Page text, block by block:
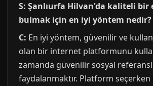
S: Şanlıurfa Hilvan'da kaliteli bir
bulmak için en iyi yöntem nedir?
C: En iyi yöntem, güvenilir ve
olan bir internet platformunu
zamanda güvenilir sosyal
faydalanmaktır. Platform